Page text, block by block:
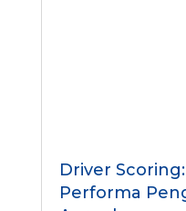
Driver
Performa